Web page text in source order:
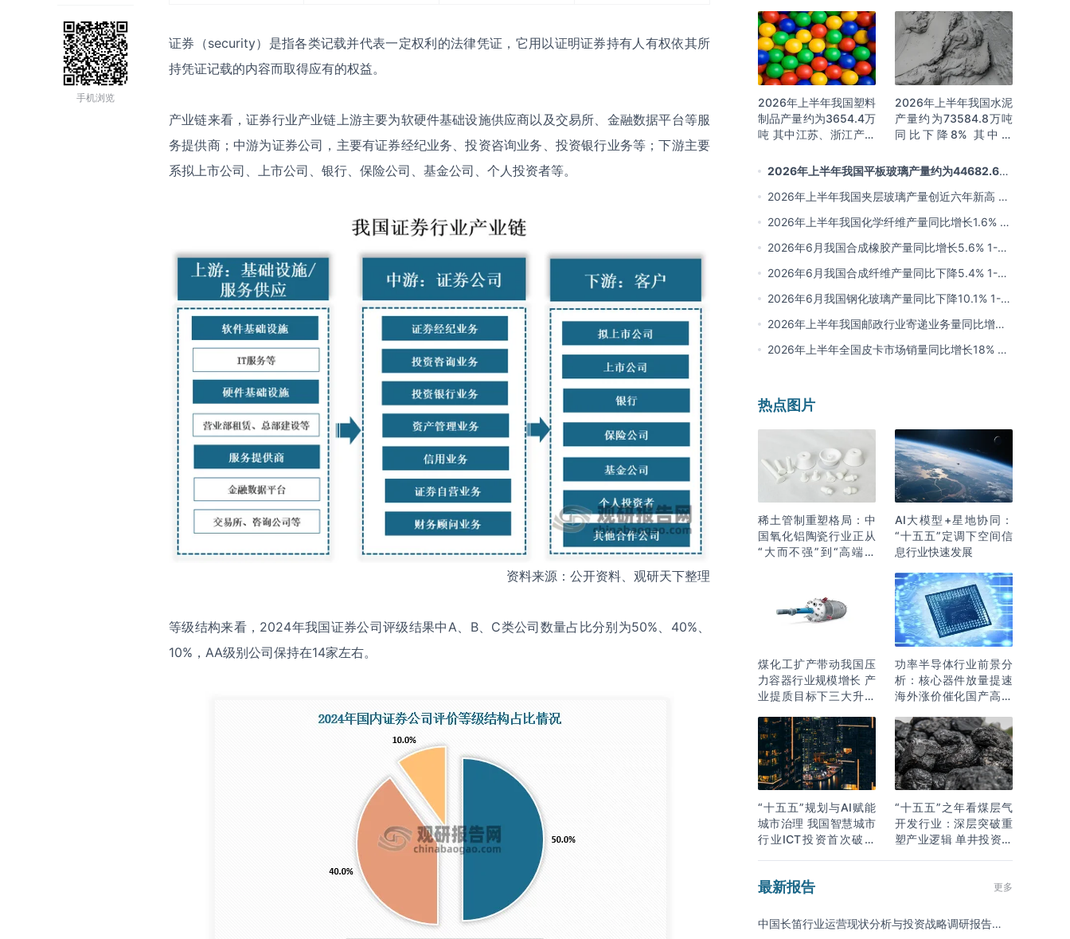
手机浏览
证券（security）是指各类记载并代表一定权利的法律凭证，它用以证明证券持有人有权依其所
持凭证记载的内容而取得应有的权益。
产业链来看，证券行业产业链上游主要为软硬件基础设施供应商以及交易所、金融数据平台等服
务提供商；中游为证券公司，主要有证券经纪业务、投资咨询业务、投资银行业务等；下游主要
系拟上市公司、上市公司、银行、保险公司、基金公司、个人投资者等。
资料来源：公开资料、观研天下整理
等级结构来看，2024年我国证券公司评级结果中A、B、C类公司数量占比分别为50%、40%、
10%，AA级别公司保持在14家左右。
2026年上半年我国塑料
制品产量约为3654.4万
吨 其中江苏、浙江产量
16.0%
2026年上半年我国水泥
产量约为73584.8万吨
同比下降8% 其中广
名前三
2026年上半年我国平板玻璃产量约为44682.6万
重量箱 同比下降5.7% 其中河北产量最多 占比16%
2026年上半年我国夹层玻璃产量创近六年新高 约
为7964.8万平方米 同比下降0.9%
2026年上半年我国化学纤维产量同比增长1.6% 其
中浙江、江苏产量分别占比42.03%、31.34%
2026年6月我国合成橡胶产量同比增长5.6% 1-6
月累计产量同比增长6.4%
2026年6月我国合成纤维产量同比下降5.4% 1-6
月累计产量为3815.7万吨 同比增长0.8%
2026年6月我国钢化玻璃产量同比下降10.1% 1-6
月累计产量同比下降8.4%
2026年上半年我国邮政行业寄递业务量同比增长
4.2% 业务收入同比增长6%
2026年上半年全国皮卡市场销量同比增长18% 出
热点图片
稀土管制重塑格局：中
国氧化铝陶瓷行业正从
“大而不强”到“高端突
AI大模型+星地协同：
“十五五”定调下空间信
息行业快速发展
煤化工扩产带动我国压
力容器行业规模增长 产
业提质目标下三大升级
功率半导体行业前景分
析：核心器件放量提速
海外涨价催化国产高端
“十五五”规划与AI赋能
城市治理 我国智慧城市
行业ICT投资首次破万
“十五五”之年看煤层气
开发行业：深层突破重
塑产业逻辑 单井投资成
最新报告 更多
中国长笛行业运营现状分析与投资战略调研报告